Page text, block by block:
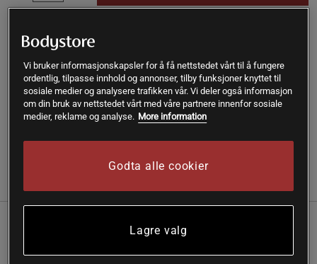
SKU #62429 | EAN018713624291
Yoga Mat Pink Marrakech 4 mm - En lekker treningsmatte
fra Gaiam som tilbyr effektiv støtdemping!
Yoga Mat Pink Marrakech 4 mm - En lekker
treningsmatte fra Gaiam som tilbyr effektiv
Vi bruker informasjonskapsler for å få nettstedet vårt til å fungere
ordentlig, tilpasse innhold og annonser, tilby funksjoner knyttet til
sosiale medier og analysere trafikken vår. Vi deler også informasjon
om din bruk av nettstedet vårt med våre partnere innenfor sosiale
medier, reklame og analyse. More information
Godta alle cookier
Lagre valg